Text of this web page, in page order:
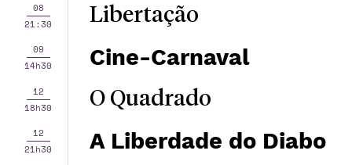
08
21:30
Libertação
09
14h30
Cine-Carnaval
12
18h30
O Quadrado
12
21h30
A Liberdade do Diabo